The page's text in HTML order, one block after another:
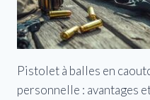
Pistolet à balles en
personnelle : avantages